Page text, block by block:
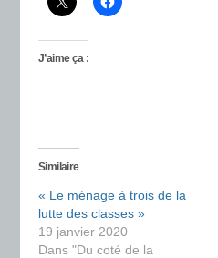
J’aime ça :
Similaire
« Le ménage à trois de la
lutte des classes »
19 janvier 2020
Dans "Du coté de la